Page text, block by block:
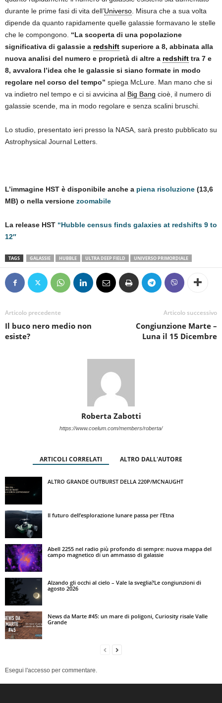
durante le prime fasi di vita dell’Universo . Misura che a sua volta
dipende da quanto rapidamente quelle galassie formavano le stelle
che le compongono. “La scoperta di una popolazione
significativa di galassie a redshift superiore a 8, abbinata alla
nuova analisi del numero e proprietà di altre a redshift tra 7 e
8, avvalora l’idea che le galassie si siano formate in modo
regolare nel corso del tempo” spiega McLure. Man mano che si
va indietro nel tempo e ci si avvicina al Big Bang cioè, il numero di
galassie scende, ma in modo regolare e senza scalini bruschi.
Lo studio, presentato ieri presso la NASA, sarà presto pubblicato su
Astrophysical Journal Letters.
L’immagine HST è disponibile anche a piena risoluzione (13,6
MB) o nella versione zoomabile
La release HST “Hubble census finds galaxies at redshifts 9 to
12″
TAGS GALASSIE HUBBLE ULTRA DEEP FIELD UNIVERSO PRIMORDIALE
Articolo precedente
Il buco nero medio non
esiste?
Articolo successivo
Congiunzione Marte –
Luna il 15 Dicembre
Roberta Zabotti
https://www.coelum.com/members/roberta/
ARTICOLI CORRELATI ALTRO DALL'AUTORE
ALTRO GRANDE OUTBURST DELLA 220P/MCNAUGHT
Il futuro dell’esplorazione lunare passa per l’Etna
Abell 2255 nel radio più profondo di sempre: nuova mappa del
campo magnetico di un ammasso di galassie
Alzando gli occhi al cielo – Vale la sveglia?Le congiunzioni di
agosto 2026
News da Marte #45: un mare di poligoni, Curiosity risale Valle
Grande
Esegui l'accesso per commentare.